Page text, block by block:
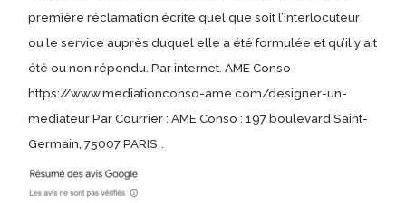
première réclamation écrite quel que soit l’interlocuteur
ou le service auprès duquel elle a été formulée et qu’il y ait
été ou non répondu. Par internet. AME Conso :
https://www.mediationconso-ame.com/designer-un-
mediateur Par Courrier : AME Conso : 197 boulevard Saint-
Germain, 75007 PARIS